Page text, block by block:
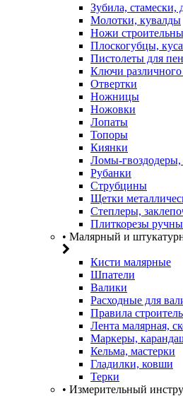
Зубила, стамески,
Молотки, кувалды
Ножи
Плоскогубцы,
Пистолеты для
Ключи различного
Отвертки
Ножницы
Ножовки
Лопаты
Топоры
Киянки
Ломы-гвоздодеры,
Рубанки
Струбцины
Щетки
Степлеры,
Плиткорезы
• Малярный и
Кисти малярные
Шпатели
Валики
Расходные для
Правила
Лента малярная,
Маркеры,
Кельма, мастерки
Гладилки, ковши
Терки
• Измерительный